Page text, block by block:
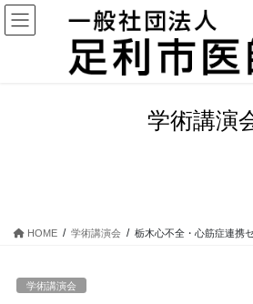
コ
ン
ナ
ビ
学術講演
HOME 学術講演会 栃木心不全・心筋症連携
学術講演会